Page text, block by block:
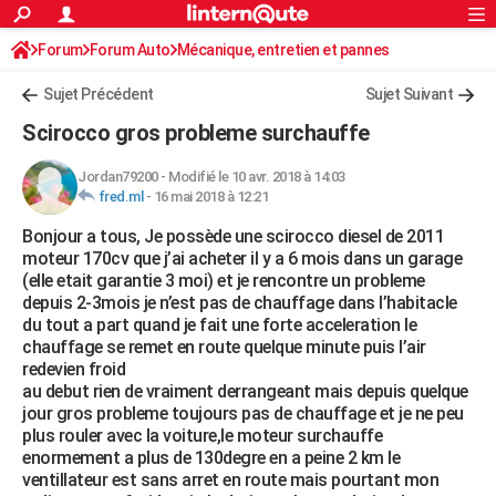
ACTUALITÉS
Politique
Société
Faits Divers
Education
Monde
Villes
+
FINANCE
Retraite
Impôts
Epargne
Immobilier
Risques naturels par ville
Banque
Assurance
Crédit
AUTO
Essais
Réserver un essai
Citadines
Berlines
SUV
Forum auto
+HIGH-TECH
Mobiles
Meilleur smartphone
Internet
Ordinateurs
Jeux vidéo
Guide high-tech
+BRICOLAGE
Forum
Aménagement intérieur
Extérieur
Cuisine
Salle de bains
Jardinage
Rangement
WEEK-END
Guides de France
Escapades
Patrimoine
Expositions
Musées
Week-end nature
LIFESTYLE
Art de vivre
Bien-être
Loisirs
Mode
Modes de vie
SANTE
Alimentation
Guide de la santé
Maladies
Médicaments
Sommeil
VOYAGE
Rechercher
S'inscrire
Connexion
Forum Forum Auto Mécanique, entretien et pannes
Sujet Précédent Sujet Suivant
Scirocco gros probleme surchauffe
Jordan79200- Modifié le 10 avr. 2018 à 14:03
fred.ml - 16 mai 2018 à 12:21
Bonjour a tous, Je possède une scirocco diesel de 2011
moteur 170cv que j’ai acheter il y a 6 mois dans un garage
(elle etait garantie 3 moi) et je rencontre un probleme
depuis 2-3mois je n’est pas de chauffage dans l’habitacle
du tout a part quand je fait une forte acceleration le
chauffage se remet en route quelque minute puis l’air
redevien froid
au debut rien de vraiment derrangeant mais depuis quelque
jour gros probleme toujours pas de chauffage et je ne peu
plus rouler avec la voiture,le moteur surchauffe
enormement a plus de 130degre en a peine 2 km le
ventillateur est sans arret en route mais pourtant mon